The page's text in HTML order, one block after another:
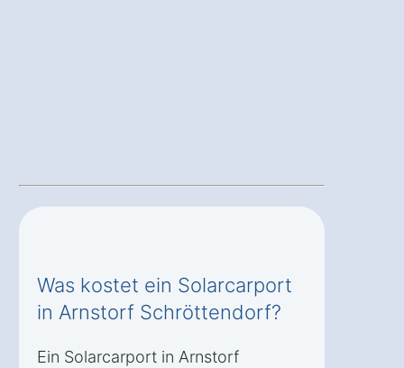
Was kostet ein Solarcarport
in Arnstorf Schröttendorf?
Ein Solarcarport in Arnstorf